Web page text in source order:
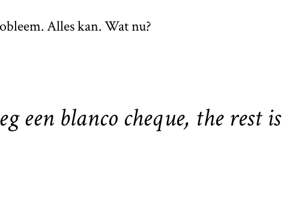
Alles kan. Wat nu?
een blanco cheque, the rest is